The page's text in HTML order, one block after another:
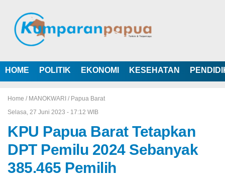
HOME POLITIK EKONOMI KESEHATAN
Home / MANOKWARI / Papua Barat
Selasa, 27 Juni 2023 - 17:12 WIB
KPU Papua Barat Tetapkan
DPT Pemilu 2024 Sebanyak
385.465 Pemilih